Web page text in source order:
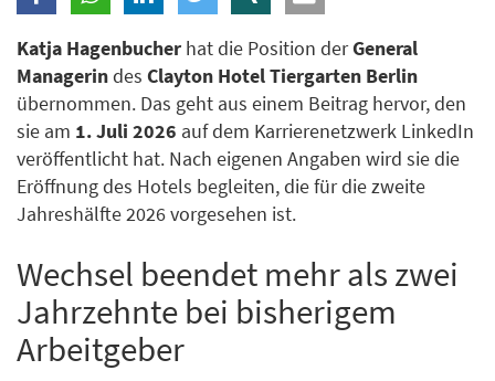
Katja Hagenbucher hat die Position derGeneral
Managerindes Clayton Hotel Tiergarten Berlin
übernommen. Das geht aus einem Beitrag hervor, den
sie am 1. Juli 2026 auf dem Karrierenetzwerk LinkedIn
veröffentlicht hat. Nach eigenen Angaben wird sie die
Eröffnung des Hotels begleiten, die für die zweite
Jahreshälfte 2026 vorgesehen ist.
Wechsel beendet mehr als zwei
Jahrzehnte bei bisherigem
Arbeitgeber